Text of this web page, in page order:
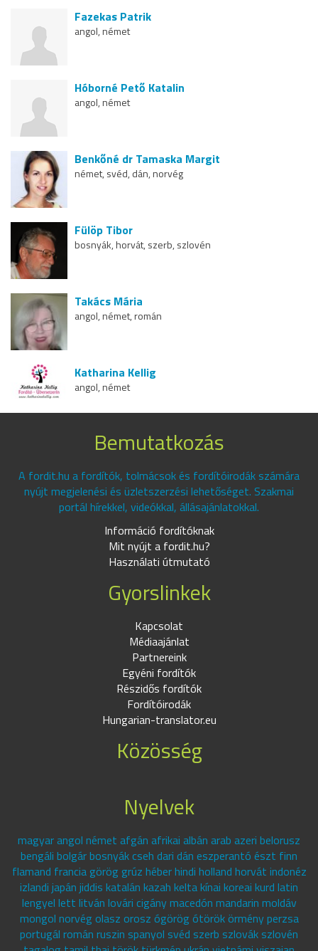
Fazekas Patrik
angol, német
Hóborné Pető Katalin
angol, német
Benkőné dr Tamaska Margit
német, svéd, dán, norvég
Fülöp Tibor
bosnyák, horvát, szerb, szlovén
Takács Mária
angol, német, román
Katharina Kellig
angol, német
Bemutatkozás
A fordit.hu a fordítók, tolmácsok és fordítóirodák számára
nyújt megjelenési és üzletszerzési lehetőséget. Szakmai
portál hírekkel, videókkal, állásajánlatokkal.
Információ fordítóknak
Mit nyújt a fordit.hu?
Használati útmutató
Gyorslinkek
Kapcsolat
Médiaajánlat
Partnereink
Egyéni fordítók
Részidős fordítók
Fordítóirodák
Hungarian-translator.eu
Közösség
Nyelvek
magyar angol német afgán afrikai albán arab azeri belorusz
bengáli bolgár bosnyák cseh dari dán eszperantó észt finn
flamand francia görög grúz héber hindi holland horvát indonéz
izlandi japán jiddis katalán kazah kelta kínai koreai kurd latin
lengyel lett litván lovári cigány macedón mandarin moldáv
mongol norvég olasz orosz ógörög ótörök örmény perzsa
portugál román ruszin spanyol svéd szerb szlovák szlovén